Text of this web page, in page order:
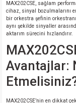
MARKA)
MAX202CSE, sağlam
cihaz, sinyal bozulmalarını
bir orkestra şefinin
aynı şekilde sinyaller
aktarım sürecini hızlandırır.
Avantajlar:
MAX202CSE’nin en dikkat